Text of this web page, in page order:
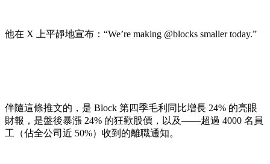
他在 X 上平靜地宣布：“We’re making @blocks smaller today.”
伴隨這條推文的，是 Block 第四季毛利同比增長 24% 的亮眼
財報，是盤後暴漲 24% 的狂歡股價，以及——超過 4000 名員
工（佔全公司近 50%）收到的離職通知。